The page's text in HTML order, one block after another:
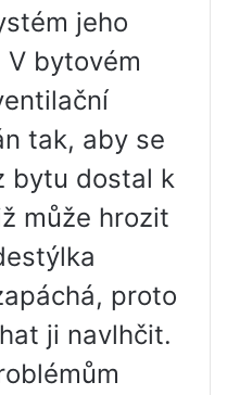
jeho
bytovém
tak, aby se
bytu dostal k
může hrozit
proto
ji navlhčit.